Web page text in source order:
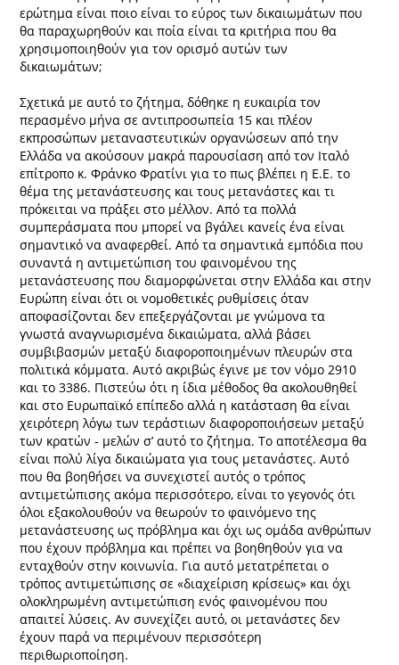
ερώτημα είναι ποιο είναι το εύρος των δικαιωμάτων που
θα παραχωρηθούν και ποία είναι τα κριτήρια που θα
χρησιμοποιηθούν για τον ορισμό αυτών των
δικαιωμάτων;
Σχετικά με αυτό το ζήτημα, δόθηκε η ευκαιρία τον
περασμένο μήνα σε αντιπροσωπεία 15 και πλέον
εκπροσώπων μεταναστευτικών οργανώσεων από την
Ελλάδα να ακούσουν μακρά παρουσίαση από τον Ιταλό
επίτροπο κ. Φράνκο Φρατίνι για το πως βλέπει η Ε.Ε. το
θέμα της μετανάστευσης και τους μετανάστες και τι
πρόκειται να πράξει στο μέλλον. Από τα πολλά
συμπεράσματα που μπορεί να βγάλει κανείς ένα είναι
σημαντικό να αναφερθεί. Από τα σημαντικά εμπόδια που
συναντά η αντιμετώπιση του φαινομένου της
μετανάστευσης που διαμορφώνεται στην Ελλάδα και στην
Ευρώπη είναι ότι οι νομοθετικές ρυθμίσεις όταν
αποφασίζονται δεν επεξεργάζονται με γνώμονα τα
γνωστά αναγνωρισμένα δικαιώματα, αλλά βάσει
συμβιβασμών μεταξύ διαφοροποιημένων πλευρών στα
πολιτικά κόμματα. Αυτό ακριβώς έγινε με τον νόμο 2910
και το 3386. Πιστεύω ότι η ίδια μέθοδος θα ακολουθηθεί
και στο Ευρωπαϊκό επίπεδο αλλά η κατάσταση θα είναι
χειρότερη λόγω των τεράστιων διαφοροποιήσεων μεταξύ
των κρατών - μελών σ’ αυτό το ζήτημα. Το αποτέλεσμα θα
είναι πολύ λίγα δικαιώματα για τους μετανάστες. Αυτό
που θα βοηθήσει να συνεχιστεί αυτός ο τρόπος
αντιμετώπισης ακόμα περισσότερο, είναι το γεγονός ότι
όλοι εξακολουθούν να θεωρούν το φαινόμενο της
μετανάστευσης ως πρόβλημα και όχι ως ομάδα ανθρώπων
που έχουν πρόβλημα και πρέπει να βοηθηθούν για να
ενταχθούν στην κοινωνία. Για αυτό μετατρέπεται ο
τρόπος αντιμετώπισης σε «διαχείριση κρίσεως» και όχι
ολοκληρωμένη αντιμετώπιση ενός φαινομένου που
απαιτεί λύσεις. Αν συνεχίζει αυτό, οι μετανάστες δεν
έχουν παρά να περιμένουν περισσότερη
περιθωριοποίηση.